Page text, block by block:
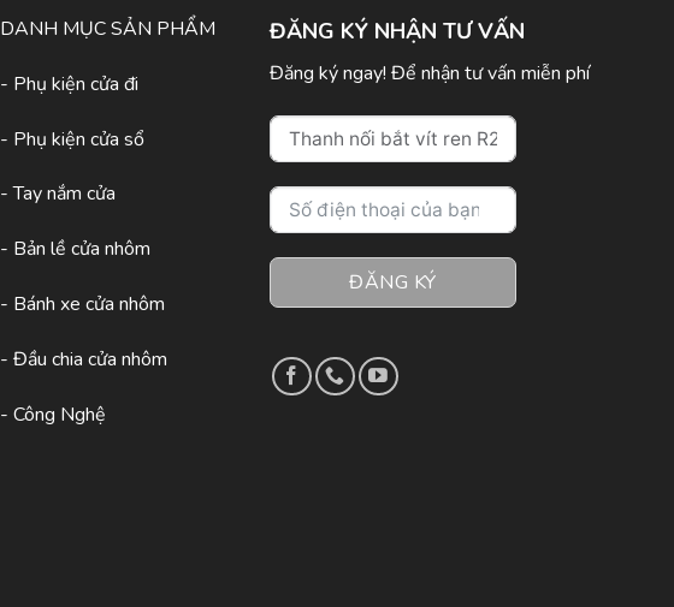
DANH MỤC SẢN PHẨM
- Phụ kiện cửa đi
- Phụ kiện cửa sổ
- Tay nắm cửa
- Bản lề cửa nhôm
- Bánh xe cửa nhôm
- Đầu chia cửa nhôm
- Công Nghệ
ĐĂNG KÝ NHẬN TƯ VẤN
Đăng ký ngay! Để nhận tư vấn miễn phí
ĐĂNG KÝ